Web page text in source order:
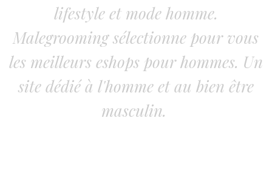
lifestyle et mode homme.
Malegrooming sélectionne pour vous
les meilleurs eshops pour hommes. Un
site dédié à l'homme et au bien être
masculin.